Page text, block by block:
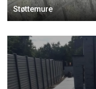
Støttemure